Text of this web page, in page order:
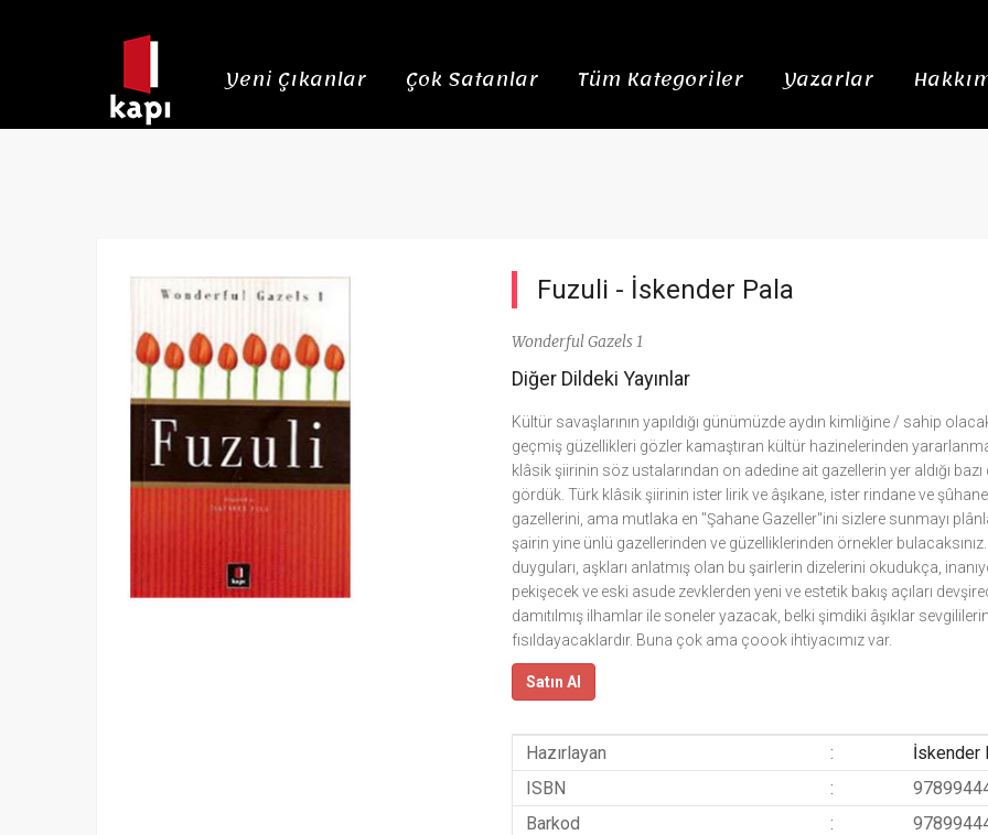
Yeni Çıkanlar Çok Satanlar Tüm Kategoriler Yazarlar
Fuzuli - İskender Pala
Wonderful Gazels 1
Diğer Dildeki Yayınlar
Kültür savaşlarının yapıldığı günümüzde aydın kimliğine / sahip
geçmiş güzellikleri gözler kamaştıran kültür hazinelerinden
klâsik şiirinin söz ustalarından on adedine ait gazellerin yer aldığı
gördük. Türk klâsik şiirinin ister lirik ve âşıkane, ister rindane ve
gazellerini, ama mutlaka en "Şahane Gazeller"ini sizlere sunmayı
şairin yine ünlü gazellerinden ve güzelliklerinden örnekler
duyguları, aşkları anlatmış olan bu şairlerin dizelerini okudukça,
pekişecek ve eski asude zevklerden yeni ve estetik bakış açıları
damıtılmış ilhamlar ile soneler yazacak, belki şimdiki âşıklar
fısıldayacaklardır. Buna çok ama çoook ihtiyacımız var.
Satın Al
Hazırlayan :
İskender
ISBN
:
Barkod
: